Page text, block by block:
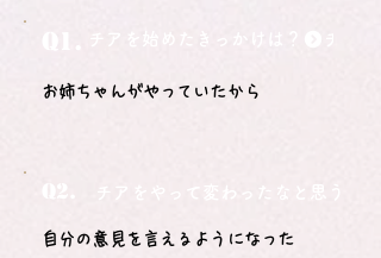
チアを始めたきっかけは？
お姉ちゃんがやっていたから
チアをやって変わったなと思うこと
自分の意見を言えるようになった